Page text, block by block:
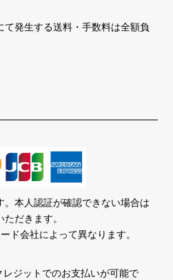
発生する送料・手数料は全額負
本人認証が確認できない場合は
だきます。
ド会社によって異なります。
ジットでのお支払いが可能で